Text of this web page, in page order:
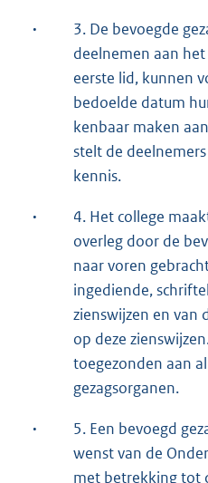
·
3. De bevoegde
deelnemen aan
eerste lid, kunnen
bedoelde datum
kenbaar maken
stelt de
kennis.
·
4. Het college
overleg door de
naar voren
ingediende,
zienswijzen en van
op deze
toegezonden aan
gezagsorganen.
·
5. Een bevoegd
wenst van de
met betrekking tot